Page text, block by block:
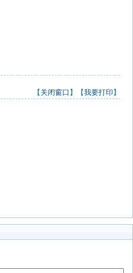
【关闭窗口 】【我要打印】